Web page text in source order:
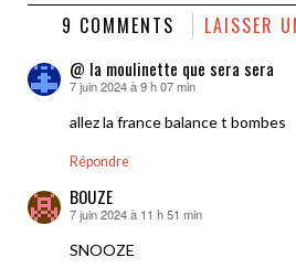
9 COMMENTS LAISSER
@ la moulinette que sera sera
dit :
7 juin 2024 à 9 h 07 min
allez la france balance t bombes
Répondre
BOUZE
dit :
7 juin 2024 à 11 h 51 min
SNOOZE